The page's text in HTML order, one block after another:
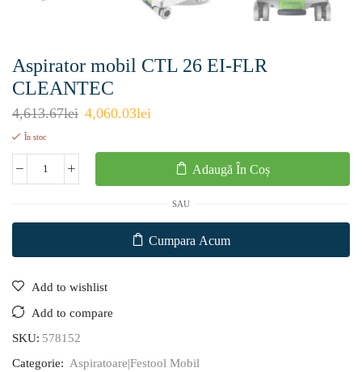
Aspirator mobil CTL 26 EI-FLR
CLEANTEC
4,613.67lei 4,060.03lei
În stoc
Adaugă În Coș
SAU
Cumpara Acum
Add to wishlist
Add to compare
SKU: 578152
Categorie: Aspiratoare|Festool Mobil